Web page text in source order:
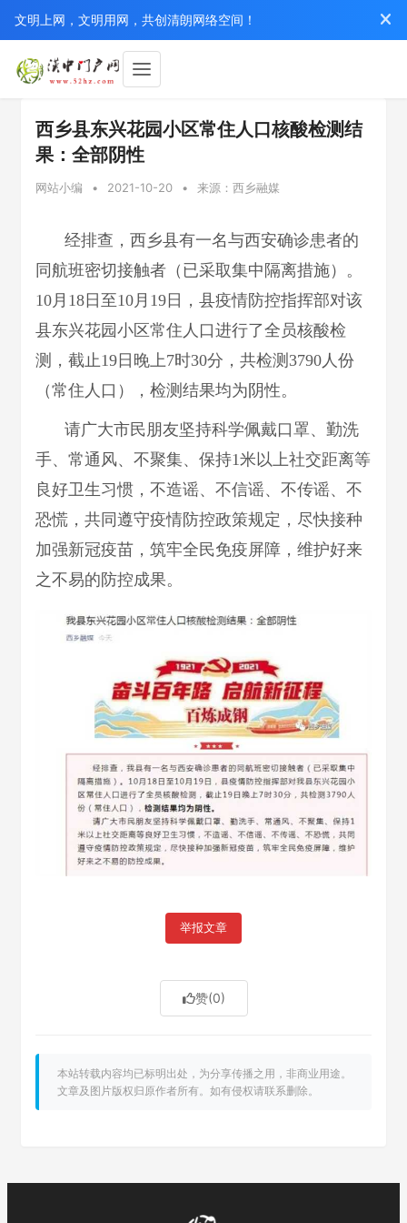
文明上网，文明用网，共创清朗网络空间！
西乡县东兴花园小区常住人口核酸检测结
果：全部阴性
网站小编 • 2021-10-20 • 来源：西乡融媒
经排查，西乡县有一名与西安确诊患者的
同航班密切接触者（已采取集中隔离措施）。
10月18日至10月19日，县疫情防控指挥部对该
县东兴花园小区常住人口进行了全员核酸检
测，截止19日晚上7时30分，共检测3790人份
（常住人口），检测结果均为阴性。
请广大市民朋友坚持科学佩戴口罩、勤洗
手、常通风、不聚集、保持1米以上社交距离等
良好卫生习惯，不造谣、不信谣、不传谣、不
恐慌，共同遵守疫情防控政策规定，尽快接种
加强新冠疫苗，筑牢全民免疫屏障，维护好来
之不易的防控成果。
举报文章
赞(0)
本站转载内容均已标明出处，为分享传播之用，非商业用途。
文章及图片版权归原作者所有。如有侵权请联系删除。